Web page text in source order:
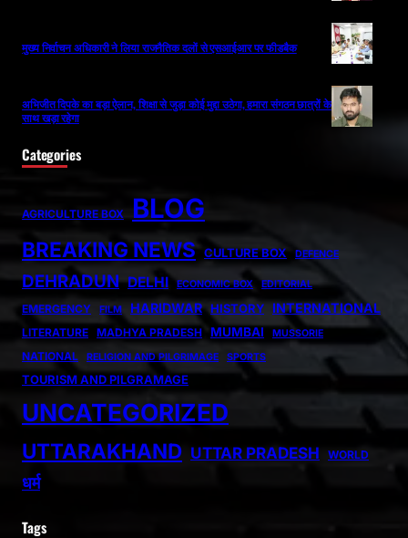
मुख्य निर्वाचन अधिकारी ने लिया राजनैतिक दलों से एसआईआर पर फीडबैक
अभिजीत दिपके का बड़ा ऐलान, शिक्षा से जुड़ा कोई मुद्दा उठेगा, हमारा संगठन छात्रों के
साथ खड़ा रहेगा
Categories
AGRICULTURE BOX BLOG
BREAKING NEWS CULTURE BOX DEFENCE
DEHRADUN DELHI ECONOMIC BOX EDITORIAL
EMERGENCY FILM HARIDWAR HISTORY INTERNATIONAL
LITERATURE MADHYA PRADESH MUMBAI MUSSORIE
NATIONAL RELIGION AND PILGRIMAGE SPORTS
TOURISM AND PILGRAMAGE
UNCATEGORIZED
UTTARAKHAND UTTAR PRADESH WORLD
धर्म
Tags